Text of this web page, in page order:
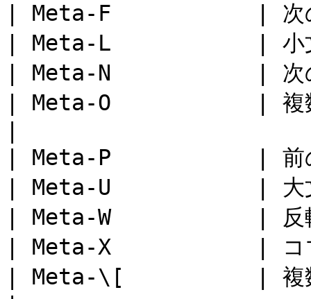
| Meta-F           | 次
| Meta-L           |
| Meta-N           | 次
| Meta-O           | 複数
| Meta-P           | 前
| Meta-U           |
| Meta-W           | 反
| Meta-X           |
| Meta-\[          | 複数文